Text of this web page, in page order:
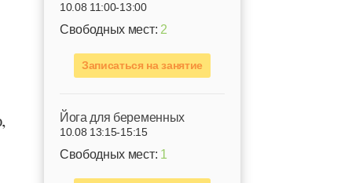
10.08 11:00-13:00
Свободных мест: 2
Записаться на занятие
Йога для беременных
10.08 13:15-15:15
Свободных мест: 1